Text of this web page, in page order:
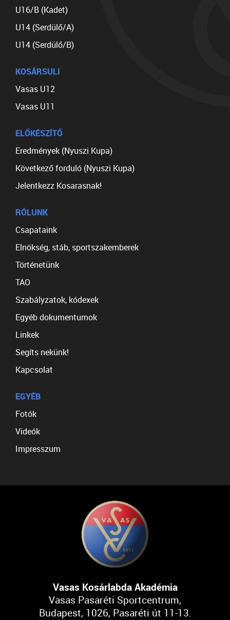
U16/B (Kadet)
U14 (Serdülő/A)
U14 (Serdülő/B)
KOSÁRSULI
Vasas U12
Vasas U11
ELŐKÉSZÍTŐ
Eredmények (Nyuszi Kupa)
Következő forduló (Nyuszi Kupa)
Jelentkezz Kosarasnak!
RÓLUNK
Csapataink
Elnökség, stáb, sportszakemberek
Történetünk
TAO
Szabályzatok, kódexek
Egyéb dokumentumok
Linkek
Segíts nekünk!
Kapcsolat
EGYÉB
Fotók
Videók
Impresszum
Vasas Kosárlabda Akadémia
Vasas Pasaréti Sportcentrum,
Budapest, 1026, Pasaréti út 11-13.